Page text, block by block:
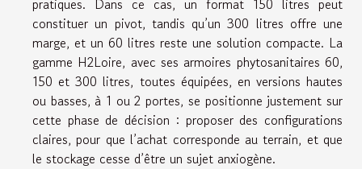
constituer un pivot, tandis qu’un 300 litres offre une
marge, et un 60 litres reste une solution compacte. La
gamme H2Loire, avec ses armoires phytosanitaires 60,
150 et 300 litres, toutes équipées, en versions hautes
ou basses, à 1 ou 2 portes, se positionne justement sur
cette phase de décision : proposer des configurations
claires, pour que l’achat corresponde au terrain, et que
le stockage cesse d’être un sujet anxiogène.